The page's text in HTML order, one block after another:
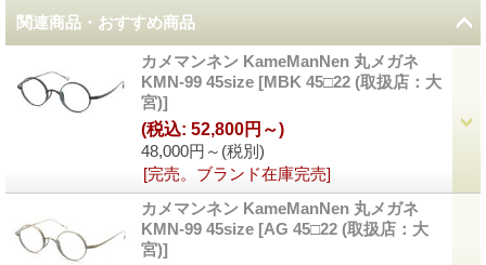
関連商品・おすすめ商品
カメマンネン KameManNen 丸メガネ
KMN-99 45size [MBK 45□22 (取扱店：大
宮)]
48,000円～ (税別)
(税込: 52,800円～)
[完売。ブランド在庫完売]
カメマンネン KameManNen 丸メガネ
KMN-99 45size [AG 45□22 (取扱店：大
宮)]